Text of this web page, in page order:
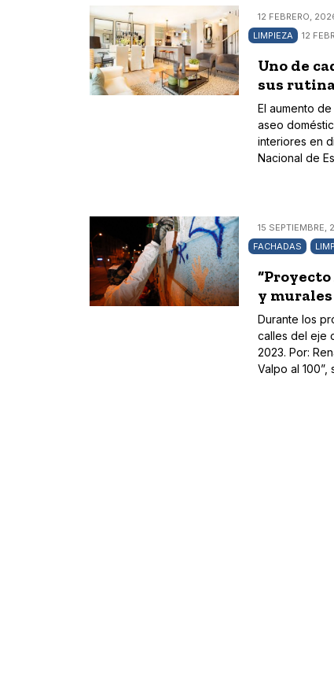
12 FEBRERO,
LIMPIEZA
12
Uno de
sus
El aumento
aseo
interiores en
Nacional de
15 SEPTIEMBRE,
FACHADAS
y murales
Durante los
calles del eje
2023. Por:
Valpo al